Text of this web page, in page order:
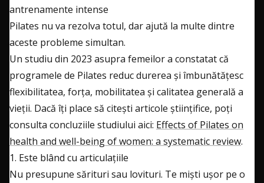
antrenamente intense
Pilates nu va rezolva totul, dar ajută la multe dintre
aceste probleme simultan.
Un studiu din 2023 asupra femeilor a constatat că
programele de Pilates reduc durerea și îmbunătățesc
flexibilitatea, forța, mobilitatea și calitatea generală a
vieții. Dacă îți place să citești articole științifice, poți
consulta concluziile studiului aici: Effects of Pilates on
health and well-being of women: a systematic review.
1. Este blând cu articulațiile
Nu presupune sărituri sau lovituri. Te miști ușor pe o